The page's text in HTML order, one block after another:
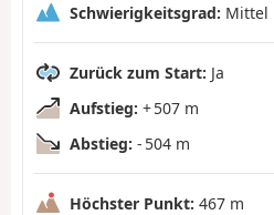
Schwierigkeitsgrad: Mittel
Zurück zum Start: Ja
Aufstieg: + 507 m
Abstieg: - 504 m
Höchster Punkt: 467 m